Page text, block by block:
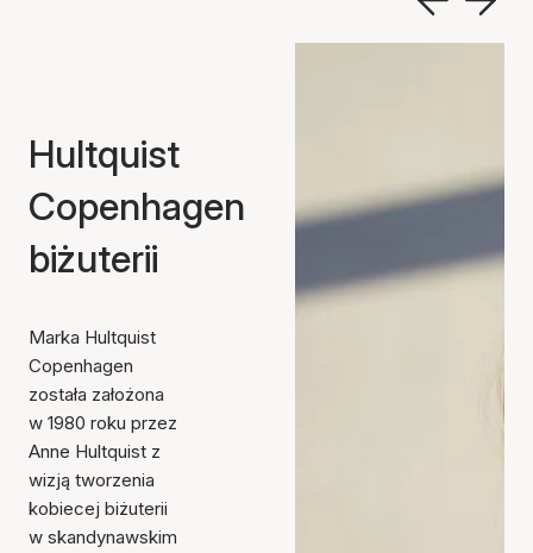
Hultquist
Copenhagen
biżuterii
Marka Hultquist
Copenhagen
została założona
w 1980 roku przez
Anne Hultquist z
wizją tworzenia
kobiecej biżuterii
w skandynawskim